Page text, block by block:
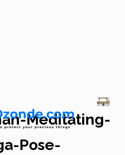
Meditating-
Pose-